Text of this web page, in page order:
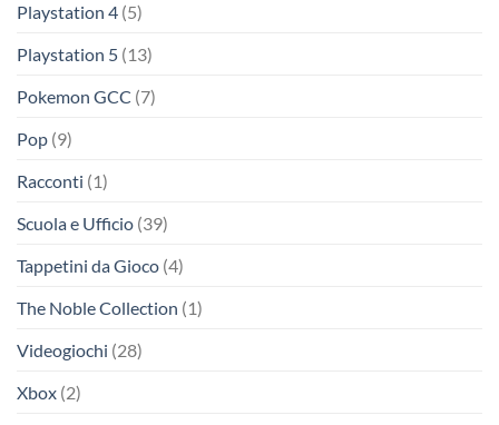
Playstation 4 (5)
Playstation 5 (13)
Pokemon GCC (7)
Pop (9)
Racconti (1)
Scuola e Ufficio (39)
Tappetini da Gioco (4)
The Noble Collection (1)
Videogiochi (28)
Xbox (2)